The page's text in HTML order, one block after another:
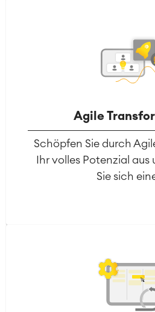
Agile
Schöpfen Sie durch
Ihr volles Potenzial
Sie sich